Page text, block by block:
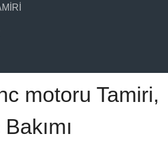
motoru Tamiri,